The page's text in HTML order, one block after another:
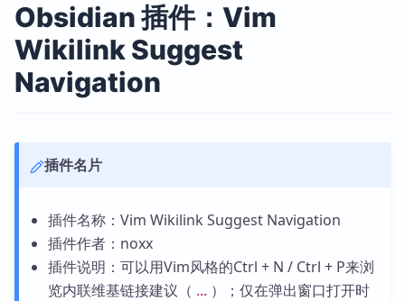
Obsidian 插件：Vim
Wikilink Suggest
Navigation
插件名片
插件名称：Vim Wikilink Suggest Navigation
插件作者：noxx
插件说明：可以用Vim风格的Ctrl + N / Ctrl + P来浏
览内联维基链接建议（ ... ）；仅在弹出窗口打开时